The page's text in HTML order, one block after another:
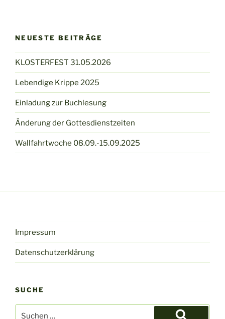
NEUESTE BEITRÄGE
KLOSTERFEST 31.05.2026
Lebendige Krippe 2025
Einladung zur Buchlesung
Änderung der Gottesdienstzeiten
Wallfahrtwoche 08.09.-15.09.2025
Impressum
Datenschutzerklärung
SUCHE